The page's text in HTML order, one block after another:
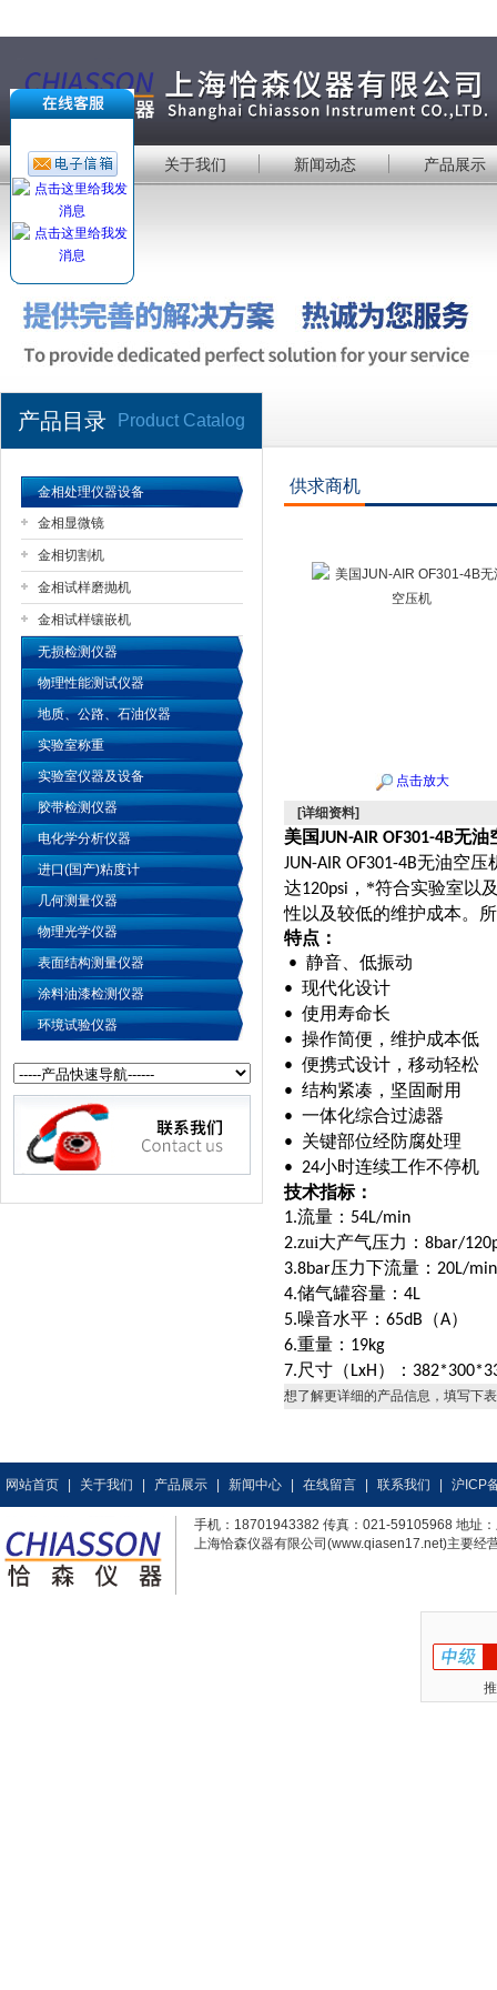
公司名称
首 页 关于我们 新闻动态 产品展示
产品目录 Product Catalog
金相处理仪器设备
金相显微镜
金相切割机
金相试样磨抛机
金相试样镶嵌机
无损检测仪器
物理性能测试仪器
地质、公路、石油仪器
实验室称重
实验室仪器及设备
胶带检测仪器
电化学分析仪器
进口(国产)粘度计
几何测量仪器
物理光学仪器
表面结构测量仪器
涂料油漆检测仪器
环境试验仪器
供求商机
点击放大
[详细资料]
美国JUN-AIR OF301-4B无油
JUN-AIR OF301-4B无油空压
达120psi ，*符合实验室以
性以及较低的维护成本。
特点：
• 静音、低振动
• 现代化设计
• 使用寿命长
• 操作简便，维护成本低
• 便携式设计，移动轻松
• 结构紧凑，坚固耐用
• 一体化综合过滤器
• 关键部位经防腐处理
• 24小时连续工作不停机
技术指标：
1.流量： 54L/min
2.zui大产气压力： 8bar/
3.8bar压力下流量： 20L/min
4.储气罐容量： 4L
5.噪音水平： 65dB （A）
6.重量： 19kg
7.尺寸（ LxH ）：
想了解更详细的产品信息，填写下
网站首页 关于我们 产品展示 新闻中心 在线留言 联系我们 沪ICP
手机：18701943382 传真：021-59105968 地址
上海恰森仪器有限公司(www.qiasen17.net)主要经